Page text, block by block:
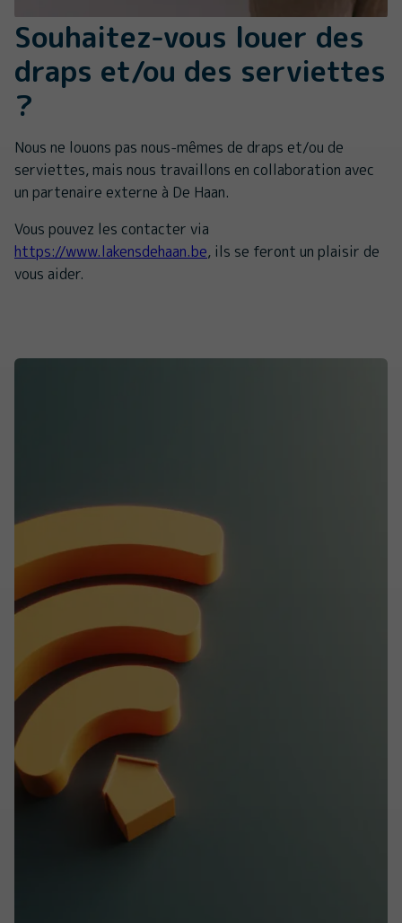
Souhaitez-vous louer des
draps et/ou des serviettes
?
Nous ne louons pas nous-mêmes de draps et/ou de
serviettes, mais nous travaillons en collaboration avec
un partenaire externe à De Haan.
Vous pouvez les contacter via
https://www.lakensdehaan.be, ils se feront un plaisir de
vous aider.